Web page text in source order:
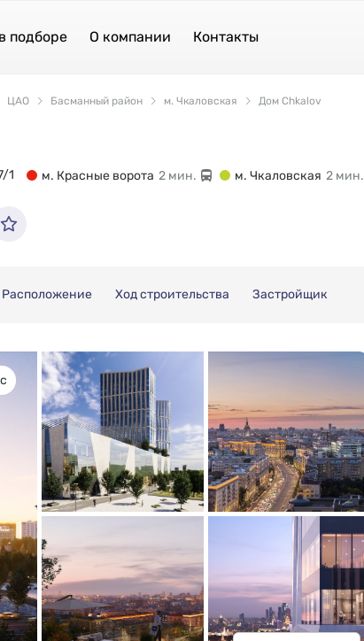
подборе О компании Контакты
ЦАО Басманный район м. Чкаловская Дом Chkalov
1 м. Красные ворота 2 мин. м. Чкаловская 2 мин.
Расположение Ход строительства Застройщик